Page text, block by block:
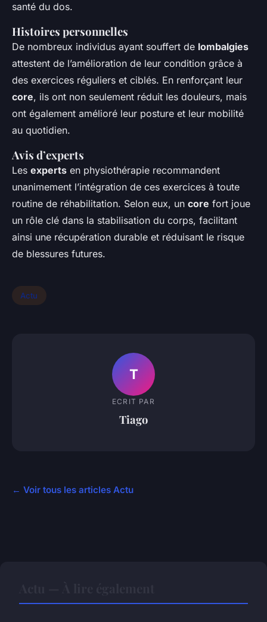
santé du dos.
Histoires personnelles
De nombreux individus ayant souffert de lombalgies
attestent de l’amélioration de leur condition grâce à
des exercices réguliers et ciblés. En renforçant leur
core, ils ont non seulement réduit les douleurs, mais
ont également amélioré leur posture et leur mobilité
au quotidien.
Avis d’experts
Les experts en physiothérapie recommandent
unanimement l’intégration de ces exercices à toute
routine de réhabilitation. Selon eux, un core fort joue
un rôle clé dans la stabilisation du corps, facilitant
ainsi une récupération durable et réduisant le risque
de blessures futures.
Actu
T
ECRIT PAR
Tiago
← Voir tous les articles Actu